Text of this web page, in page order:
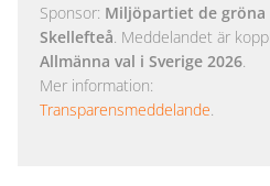
Sponsor: Miljöpartiet de gröna
Skellefteå. Meddelandet är
Allmänna val i Sverige 2026.
Mer information:
Transparensmeddelande.